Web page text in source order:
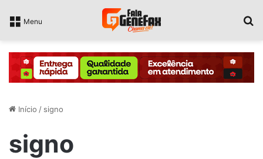
Menu
Início / signo
signo